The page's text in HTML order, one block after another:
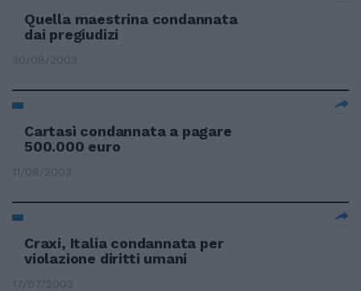
Quella maestrina condannata
dai pregiudizi
30/08/2003
Cartasì condannata a pagare
500.000 euro
11/08/2003
Craxi, Italia condannata per
violazione diritti umani
17/07/2003